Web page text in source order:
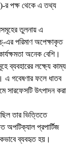
র পক্ষ থেকে এ তথ্য
তুলনায় এ
এর পরিমাণ অপেক্ষাকৃত
অনেক বেশি।
ব্যবহারের লক্ষ্যে কাম্য
এ গবেষণার ফলে ধাতব
সারফেসটি উৎপাদন করা
তার ভিত্তিতে
অপটিক্যাল প্রপার্টিজ
ব্যবহৃত হয়।